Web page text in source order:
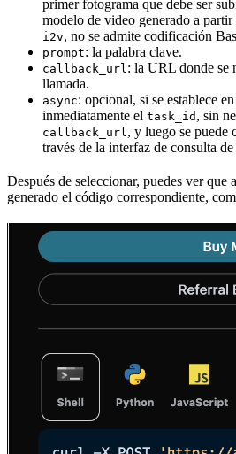
primer fotograma que debe ser
modelo de video generado a partir
i2v, no se admite codificación
prompt: la palabra clave.
callback_url: la URL donde se
llamada.
async: opcional, si se establece en
inmediatamente el task_id , sin
callback_url, y luego se puede
través de la interfaz de consulta
Después de seleccionar, puedes ver que
generado el código correspondiente,